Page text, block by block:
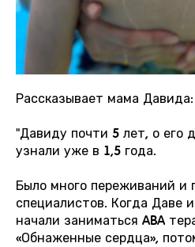
Рассказывает мама Давида:
"Давиду почти 5 лет, о его
узнали уже в 1,5 года.
Было много переживаний и
специалистов. Когда Даве
начали заниматься ABA
«Обнаженные сердца»,